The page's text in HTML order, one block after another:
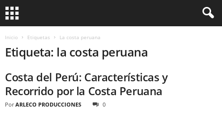
Inicio Etiquetas La costa peruana
Etiqueta: la costa peruana
Costa del Perú: Características y
Recorrido por la Costa Peruana
Por ARLECO PRODUCCIONES 0